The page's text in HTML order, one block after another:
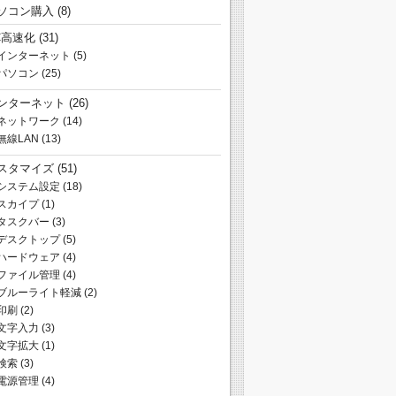
コン購入 (8)
速化 (31)
ンターネット (5)
ソコン (25)
ターネット (26)
ットワーク (14)
線LAN (13)
タマイズ (51)
ステム設定 (18)
カイプ(1)
スクバー (3)
スクトップ(5)
ードウェア (4)
ァイル管理 (4)
ルーライト軽減 (2)
刷 (2)
字入力 (3)
字拡大 (1)
索 (3)
源管理 (4)